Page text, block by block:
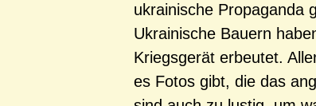
ukrainische Propaganda
Ukrainische Bauern
Kriegsgerät erbeutet.
es Fotos gibt, die das